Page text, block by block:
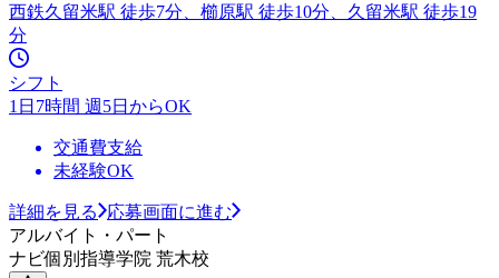
西鉄久留米駅 徒歩7分、櫛原駅 徒歩10分、久留米駅 徒歩19
分
シフト
1日7時間 週5日からOK
交通費支給
未経験OK
詳細を見る
応募画面に進む
アルバイト・パート
ナビ個別指導学院 荒木校